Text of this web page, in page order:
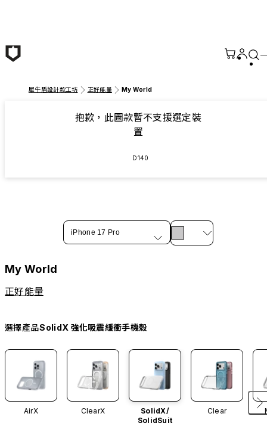
犀牛盾設計款工坊 正好能量 My World
抱歉，此圖款暫不支援選定裝
置
D140
iPhone 17 Pro
My World
正好能量
選擇產品SolidX 強化吸震緩衝手機殼
AirX ClearX
SolidX/
SolidSuit
Clear